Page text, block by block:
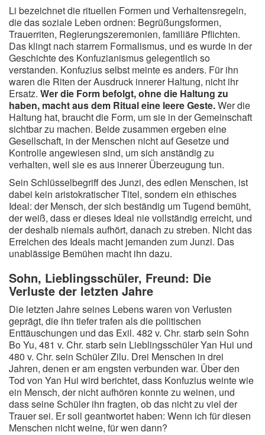
Li bezeichnet die rituellen Formen und Verhaltensregeln,
die das soziale Leben ordnen: Begrüßungsformen,
Trauerriten, Regierungszeremonien, familiäre Pflichten.
Das klingt nach starrem Formalismus, und es wurde in der
Geschichte des Konfuzianismus gelegentlich so
verstanden. Konfuzius selbst meinte es anders. Für ihn
waren die Riten der Ausdruck innerer Haltung, nicht ihr
Ersatz. Wer die Form befolgt, ohne die Haltung zu
haben, macht aus dem Ritual eine leere Geste.Wer die
Haltung hat, braucht die Form, um sie in der Gemeinschaft
sichtbar zu machen. Beide zusammen ergeben eine
Gesellschaft, in der Menschen nicht auf Gesetze und
Kontrolle angewiesen sind, um sich anständig zu
verhalten, weil sie es aus innerer Überzeugung tun.
Sein Schlüsselbegriff des Junzi, des edlen Menschen, ist
dabei kein aristokratischer Titel, sondern ein ethisches
Ideal: der Mensch, der sich beständig um Tugend bemüht,
der weiß, dass er dieses Ideal nie vollständig erreicht, und
der deshalb niemals aufhört, danach zu streben. Nicht das
Erreichen des Ideals macht jemanden zum Junzi. Das
unablässige Bemühen macht ihn dazu.
Sohn, Lieblingsschüler, Freund: Die
Verluste der letzten Jahre
Die letzten Jahre seines Lebens waren von Verlusten
geprägt, die ihn tiefer trafen als die politischen
Enttäuschungen und das Exil. 482 v. Chr. starb sein Sohn
Bo Yu, 481 v. Chr. starb sein Lieblingsschüler Yan Hui und
480 v. Chr. sein Schüler Zilu. Drei Menschen in drei
Jahren, denen er am engsten verbunden war. Über den
Tod von Yan Hui wird berichtet, dass Konfuzius weinte wie
ein Mensch, der nicht aufhören konnte zu weinen, und
dass seine Schüler ihn fragten, ob das nicht zu viel der
Trauer sei. Er soll geantwortet haben: Wenn ich für diesen
Menschen nicht weine, für wen dann?